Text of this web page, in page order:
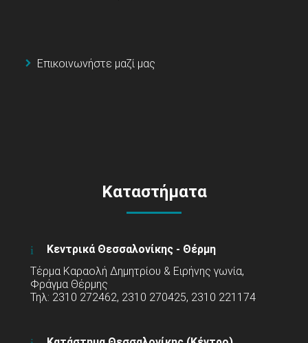
Επικοινωνήστε μαζί μας
Καταστήματα
Κεντρικά Θεσσαλονίκης - Θέρμη
Τέρμα Καραολή Δημητρίου & Ειρήνης γωνία,
Φράγμα Θέρμης
Τηλ: 2310 272462, 2310 270425, 2310 221174